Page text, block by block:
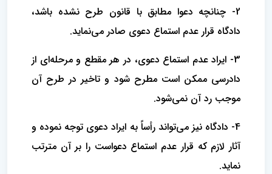
2- چنانچه دعوا مطابق با قانون طرح نشده باشد،
دادگاه قرار عدم استماع دعوی صادر می‌نماید.
3- ایراد عدم استماع دعوی، در هر مقطع و مرحله‌ای از
دادرسی ممکن است مطرح شود و تاخیر در طرح آن
موجب رد آن نمی‌شود.
4- دادگاه نیز می‌تواند رأساً به ایراد دعوی توجه نموده و
آثار لازم که قرار عدم استماع دعواست را بر آن مترتب
نماید.